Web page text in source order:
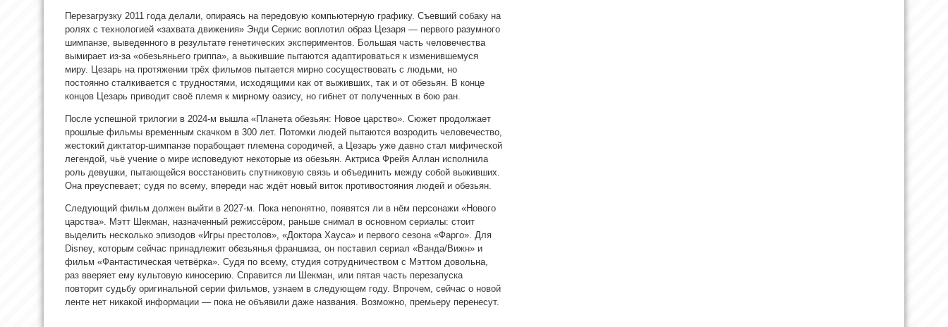
Перезагрузку 2011 года делали, опираясь на передовую компьютерную графику. Съевший собаку на
ролях с технологией «захвата движения» Энди Серкис воплотил образ Цезаря — первого разумного
шимпанзе, выведенного в результате генетических экспериментов. Большая часть человечества
вымирает из-за «обезьяньего гриппа», а выжившие пытаются адаптироваться к изменившемуся
миру. Цезарь на протяжении трёх фильмов пытается мирно сосуществовать с людьми, но
постоянно сталкивается с трудностями, исходящими как от выживших, так и от обезьян. В конце
концов Цезарь приводит своё племя к мирному оазису, но гибнет от полученных в бою ран.
После успешной трилогии в 2024-м вышла «Планета обезьян: Новое царство». Сюжет продолжает
прошлые фильмы временным скачком в 300 лет. Потомки людей пытаются возродить человечество,
жестокий диктатор-шимпанзе порабощает племена сородичей, а Цезарь уже давно стал мифической
легендой, чьё учение о мире исповедуют некоторые из обезьян. Актриса Фрейя Аллан исполнила
роль девушки, пытающейся восстановить спутниковую связь и объединить между собой выживших.
Она преуспевает; судя по всему, впереди нас ждёт новый виток противостояния людей и обезьян.
Следующий фильм должен выйти в 2027-м. Пока непонятно, появятся ли в нём персонажи «Нового
царства». Мэтт Шекман, назначенный режиссёром, раньше снимал в основном сериалы: стоит
выделить несколько эпизодов «Игры престолов», «Доктора Хауса» и первого сезона «Фарго». Для
Disney, которым сейчас принадлежит обезьянья франшиза, он поставил сериал «Ванда/Вижн» и
фильм «Фантастическая четвёрка». Судя по всему, студия сотрудничеством с Мэттом довольна,
раз вверяет ему культовую киносерию. Справится ли Шекман, или пятая часть перезапуска
повторит судьбу оригинальной серии фильмов, узнаем в следующем году. Впрочем, сейчас о новой
ленте нет никакой информации — пока не объявили даже названия. Возможно, премьеру перенесут.